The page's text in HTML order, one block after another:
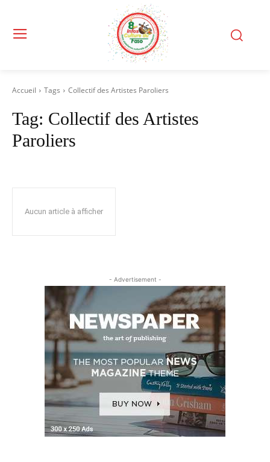
Accueil Tags Collectif des Artistes Paroliers
Tag: Collectif des Artistes
Paroliers
Aucun article à afficher
- Advertisement -